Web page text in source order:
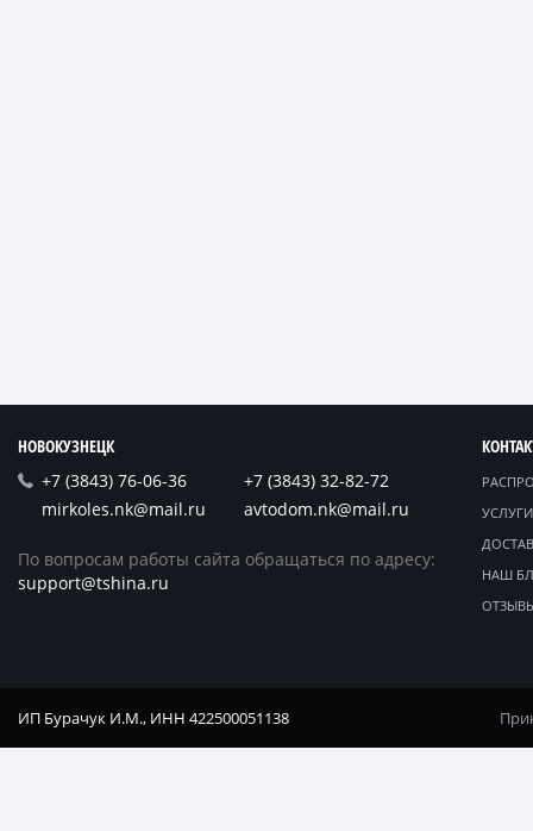
НОВОКУЗНЕЦК
+7 (3843) 76-06-36
+7 (3843) 32-82-72
mirkoles.nk@mail.ru
avtodom.nk@mail.ru
По вопросам работы сайта обращаться по адресу:
support@tshina.ru
НАШ
ИП Бурачук И.М., ИНН 422500051138